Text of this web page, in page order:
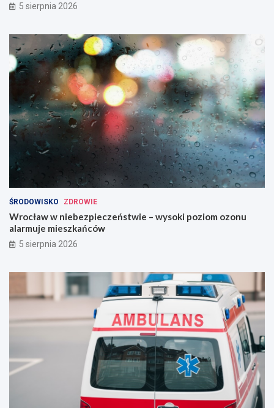
5 sierpnia 2026
ŚRODOWISKO ZDROWIE
Wrocław w niebezpieczeństwie – wysoki poziom ozonu
alarmuje mieszkańców
5 sierpnia 2026